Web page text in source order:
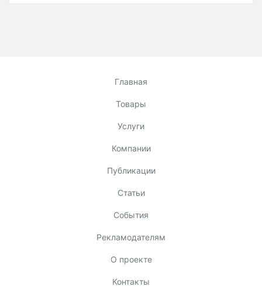
Главная
Товары
Услуги
Компании
Публикации
Статьи
События
Рекламодателям
О проекте
Контакты